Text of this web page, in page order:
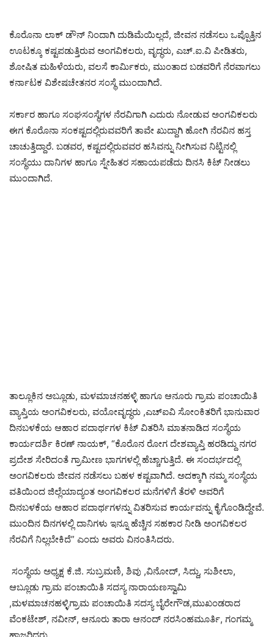
ಕೊರೊನಾ ಲಾಕ್ ಡೌನ್ ನಿಂದಾಗಿ ದುಡಿಮೆಯಿಲ್ಲದೆ, ಜೀವನ ನಡೆಸಲು ಒಪ್ಪೊತ್ತಿನ
ಊಟಕ್ಕೂ ಕಷ್ಟಪಡುತ್ತಿರುವ ಅಂಗವಿಕಲರು, ವೃದ್ಧರು, ಎಚ್.ಐ.ವಿ ಪೀಡಿತರು,
ಶೋಷಿತ ಮಹಿಳೆಯರು, ವಲಸೆ ಕಾರ್ಮಿಕರು, ಮುಂತಾದ ಬಡವರಿಗೆ ನೆರವಾಗಲು
ಕರ್ನಾಟಕ ವಿಶೇಷಚೇತನರ ಸಂಸ್ಥೆ ಮುಂದಾಗಿದೆ.
ಸರ್ಕಾರ ಹಾಗೂ ಸಂಘಸಂಸ್ಥೆಗಳ ನೆರವಿಗಾಗಿ ಎದುರು ನೋಡುವ ಅಂಗವಿಕಲರು
ಈಗ ಕೊರೊನಾ ಸಂಕಷ್ಟದಲ್ಲಿರುವವರಿಗೆ ತಾವೇ ಖುದ್ದಾಗಿ ಹೋಗಿ ನೆರವಿನ ಹಸ್ತ
ಚಾಚುತ್ತಿದ್ದಾರೆ. ಬಡವರ, ಕಷ್ಟದಲ್ಲಿರುವವರ ಹಸಿವನ್ನು ನೀಗಿಸುವ ನಿಟ್ಟಿನಲ್ಲಿ
ಸಂಸ್ಥೆಯು ದಾನಿಗಳ ಹಾಗೂ ಸ್ನೇಹಿತರ ಸಹಾಯಪಡೆದು ದಿನಸಿ ಕಿಟ್ ನೀಡಲು
ಮುಂದಾಗಿದೆ.
ತಾಲ್ಲೂಕಿನ ಅಬ್ಲೂಡು, ಮಳಮಾಚನಹಳ್ಳಿ ಹಾಗೂ ಆನೂರು ಗ್ರಾಮ ಪಂಚಾಯಿತಿ
ವ್ಯಾಪ್ತಿಯ ಅಂಗವಿಕಲರು, ವಯೋವೃದ್ಧರು ,ಎಚ್ಐವಿ ಸೋಂಕಿತರಿಗೆ ಭಾನುವಾರ
ದಿನಬಳಕೆಯ ಆಹಾರ ಪದಾರ್ಥಗಳ ಕಿಟ್ ವಿತರಿಸಿ ಮಾತನಾಡಿದ ಸಂಸ್ಥೆಯ
ಕಾರ್ಯದರ್ಶಿ ಕಿರಣ್ ನಾಯಕ್, “ಕೊರೊನ ರೋಗ ದೇಶವ್ಯಾಪ್ತಿ ಹರಡಿದ್ದು ನಗರ
ಪ್ರದೇಶ ಸೇರಿದಂತೆ ಗ್ರಾಮೀಣ ಭಾಗಗಳಲ್ಲಿ ಹೆಚ್ಚಾಗುತ್ತಿದೆ. ಈ ಸಂದರ್ಭದಲ್ಲಿ
ಅಂಗವಿಕಲರು ಜೀವನ ನಡೆಸಲು ಬಹಳ ಕಷ್ಟವಾಗಿದೆ. ಅದಕ್ಕಾಗಿ ನಮ್ಮ ಸಂಸ್ಥೆಯ
ವತಿಯಿಂದ ಜಿಲ್ಲೆಯಾದ್ಯಂತ ಅಂಗವಿಕಲರ ಮನೆಗಳಿಗೆ ತೆರಳಿ ಅವರಿಗೆ
ದಿನಬಳಕೆಯ ಆಹಾರ ಪದಾರ್ಥಗಳನ್ನು ವಿತರಿಸುವ ಕಾರ್ಯವನ್ನು ಕೈಗೊಂಡಿದ್ದೇವೆ.
ಮುಂದಿನ ದಿನಗಳಲ್ಲಿ ದಾನಿಗಳು ಇನ್ನೂ ಹೆಚ್ಚಿನ ಸಹಕಾರ ನೀಡಿ ಅಂಗವಿಕಲರ
ನೆರವಿಗೆ ನಿಲ್ಲಬೇಕಿದೆ” ಎಂದು ಅವರು ವಿನಂತಿಸಿದರು.
ಸಂಸ್ಥೆಯ ಅಧ್ಯಕ್ಷ ಕೆ.ಜಿ. ಸುಬ್ರಮಣಿ, ಶಿವು ,ವಿನೋದ್, ಸಿದ್ದು, ಸುಶೀಲಾ,
ಆಬ್ಲೂಡು ಗ್ರಾಮ ಪಂಚಾಯಿತಿ ಸದಸ್ಯ ನಾರಾಯಣಸ್ವಾಮಿ
,ಮಳಮಾಚನಹಳ್ಳಿಗ್ರಾಮ ಪಂಚಾಯಿತಿ ಸದಸ್ಯ ಬೈರೇಗೌಡ,ಮುಖಂಡರಾದ
ವೆಂಕಟೇಶ್, ನವೀನ್, ಆನೂರು ತಾರಾ ಆನಂದ್ ನರಸಿಂಹಮೂರ್ತಿ, ಗಂಗಮ್ಮ